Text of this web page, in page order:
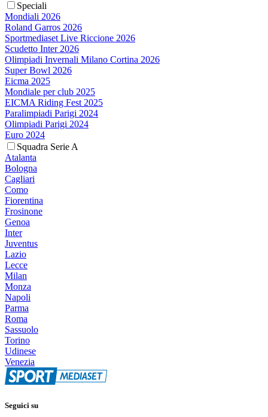
Speciali
Mondiali 2026
Roland Garros 2026
Sportmediaset Live Riccione 2026
Scudetto Inter 2026
Olimpiadi Invernali Milano Cortina 2026
Super Bowl 2026
Eicma 2025
Mondiale per club 2025
EICMA Riding Fest 2025
Paralimpiadi Parigi 2024
Olimpiadi Parigi 2024
Euro 2024
Squadra Serie A
Atalanta
Bologna
Cagliari
Como
Fiorentina
Frosinone
Genoa
Inter
Juventus
Lazio
Lecce
Milan
Monza
Napoli
Parma
Roma
Sassuolo
Torino
Udinese
Venezia
Seguici su